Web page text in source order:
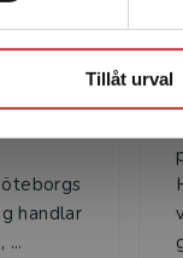
Tillåt urval
handlar
...